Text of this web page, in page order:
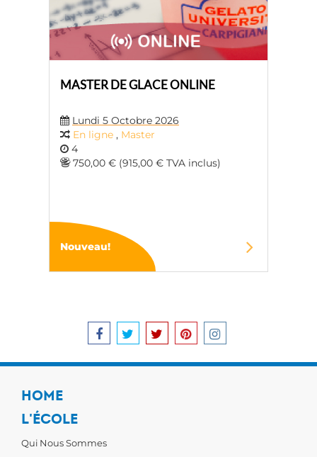
MASTER DE GLACE ONLINE
Lundi 5 Octobre 2026
En ligne , Master
4
750,00 € (915,00 € TVA inclus)
Nouveau!
HOME
L'ÉCOLE
Qui Nous Sommes